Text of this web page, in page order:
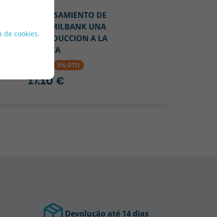
de cookies.
EL PENSAMIENTO DE
JOHN MILBANK UNA
INTRODUCCION A LA
"RADICA
5% DTO
17.10 €
Devolução até 14 dias